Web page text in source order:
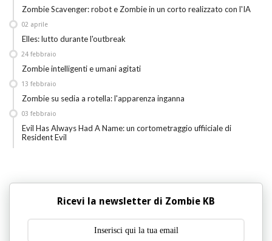
Zombie Scavenger: robot e Zombie in un corto realizzato con l'IA
Elles: lutto durante l'outbreak
02 aprile
Zombie intelligenti e umani agitati
24 febbraio
Zombie su sedia a rotella: l'apparenza inganna
13 febbraio
Evil Has Always Had A Name: un cortometraggio uffiiciale di
Resident Evil
03 febbraio
Ricevi la newsletter di Zombie KB